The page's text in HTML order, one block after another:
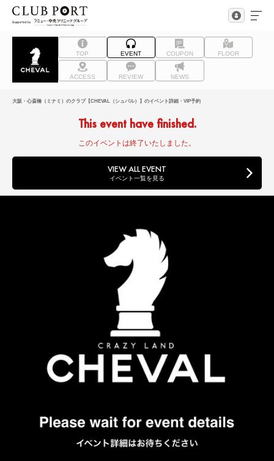
TOP EVENT COUPON FLOOR
ACCESS REVIEW NEWS
大阪・心斎橋（ミナミ）のクラブ【CHEVAL（シュバル）】のイベント詳細・VIP予約
This event have finished.
このイベントは終了いたしました。
VIEW ALL EVENT
イベント一覧を見る